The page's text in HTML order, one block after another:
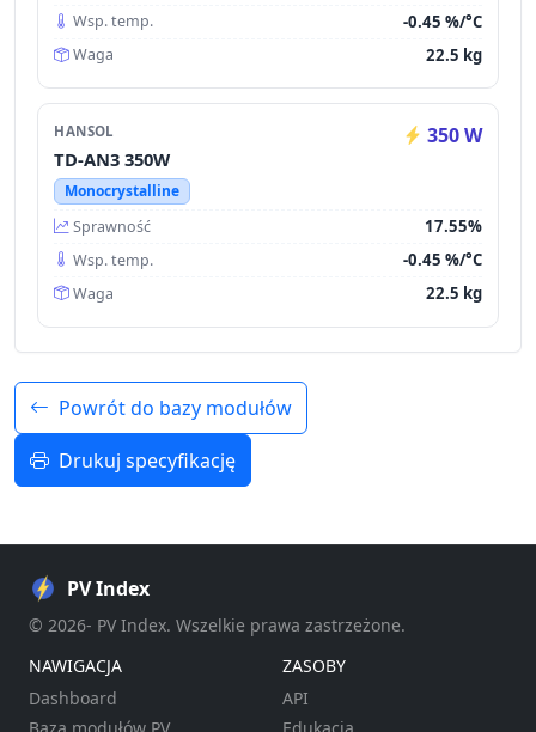
Wsp. temp. -0.45 %/°C
Waga 22.5 kg
HANSOL 350 W
TD-AN3 350W
Monocrystalline
Sprawność
17.55%
Wsp. temp. -0.45 %/°C
Waga 22.5 kg
Powrót do bazy modułów
Drukuj specyfikację
PV Index
© 2026- PV Index. Wszelkie prawa zastrzeżone.
NAWIGACJA
Dashboard
ZASOBY
API